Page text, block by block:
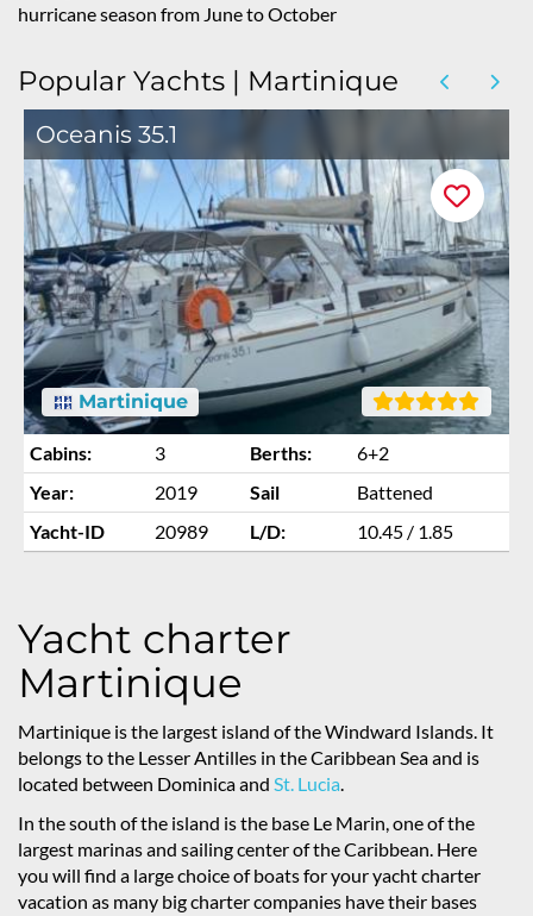
hurricane season from June to October
Popular Yachts | Martinique
Oceanis 35.1
Martinique
Cabins: 3 Berths:
6+2
Year:
2019 Sail
Battened
Yacht-ID
20989 L/D: 10.45 / 1.85
Yacht charter
Martinique
Martinique is the largest island of the Windward Islands. It
belongs to the Lesser Antilles in the Caribbean Sea and is
located between Dominica and St. Lucia.
In the south of the island is the base Le Marin, one of the
largest marinas and sailing center of the Caribbean. Here
you will find a large choice of boats for your yacht charter
vacation as many big charter companies have their bases